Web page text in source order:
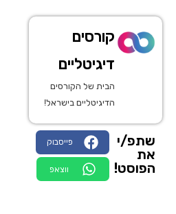
קורסים
דיגיטליים
הבית של הקורסים
הדיגיטליים בישראל!
שתפ/י
את
הפוסט!
פייסבוק
ווצאפ